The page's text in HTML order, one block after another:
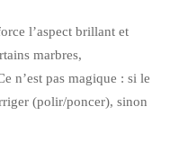
l’aspect brillant et
marbres,
n’est pas magique : si le
(polir/poncer), sinon